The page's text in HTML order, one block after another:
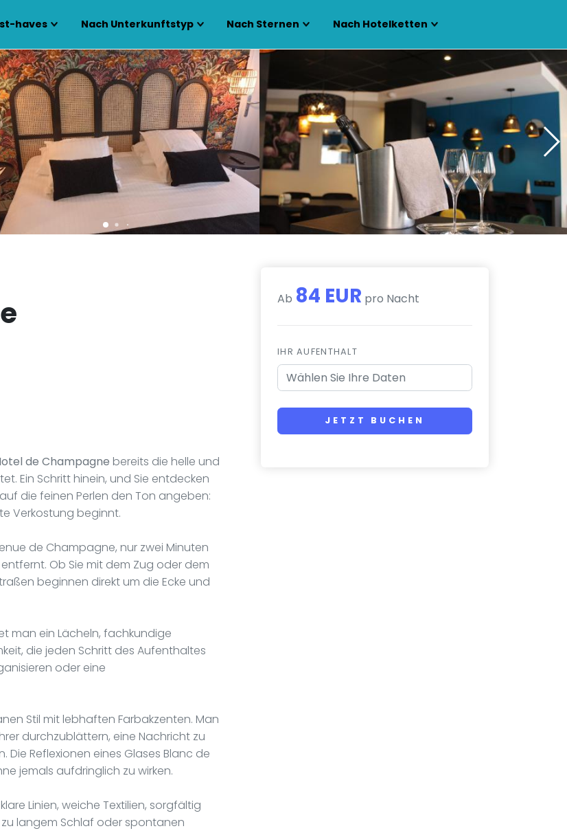
haves Nach Unterkunftstyp Nach Sternen Nach Hotelketten
de Champagne bereits die helle und
Ein Schritt hinein, und Sie entdecken
die feinen Perlen den Ton angeben:
Verkostung beginnt.
de Champagne, nur zwei Minuten
Ob Sie mit dem Zug oder dem
beginnen direkt um die Ecke und
man ein Lächeln, fachkundige
die jeden Schritt des Aufenthaltes
oder eine
Stil mit lebhaften Farbakzenten. Man
durchzublättern, eine Nachricht zu
Reflexionen eines Glases Blanc de
jemals aufdringlich zu wirken.
Linien, weiche Textilien, sorgfältig
langem Schlaf oder spontanen
Ab 84 EUR pro Nacht
IHR AUFENTHALT
JETZT BUCHEN